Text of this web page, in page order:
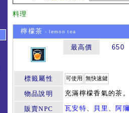
料理
檸檬茶 - lemon tea
最高價 650
標籤屬性 可使用 無快速鍵
物品說明 充滿檸檬香氣的茶
販賣NPC 瓦安特、 貝里 、 阿